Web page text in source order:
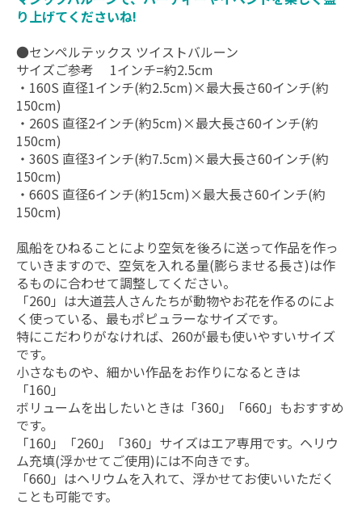
り上げてくださいね!
●センペルテックス ツイストバルーン
サイズご参考 1インチ=約2.5cm
・160S 直径1インチ(約2.5cm)×最大長さ60インチ(約
150cm)
・260S 直径2インチ(約5cm)×最大長さ60インチ(約
150cm)
・360S 直径3インチ(約7.5cm)×最大長さ60インチ(約
150cm)
・660S 直径6インチ(約15cm)×最大長さ60インチ(約
150cm)
風船をひねることにより空気を後ろに送って作品を作っ
ていきますので、空気を入れる量(膨らませる長さ)は作
るものに合わせて調整してください。
「260」は大道芸人さんたちが動物やお花を作るのによ
く使っている、最もポピュラーなサイズです。
特にこだわりがなければ、260が最も使いやすいサイズ
です。
小さなものや、細かい作品をお作りになるときは
「160」
ボリュームを出したいときは「360」「660」もおすすめ
です。
「160」「260」「360」サイズはエア専用です。ヘリウ
ム充填(浮かせてご使用)には不向きです。
「660」はヘリウムを入れて、浮かせてお使いいただく
ことも可能です。